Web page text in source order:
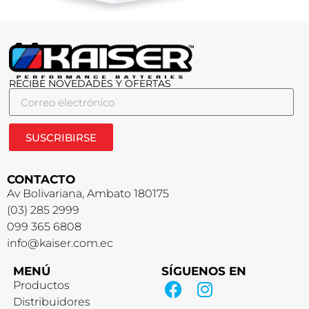
RECIBE NOVEDADES Y OFERTAS
SUSCRIBIRSE
CONTACTO
Av Bolivariana, Ambato 180175
(03) 285 2999
099 365 6808
info@kaiser.com.ec
MENÚ
Productos
Distribuidores
SÍGUENOS EN